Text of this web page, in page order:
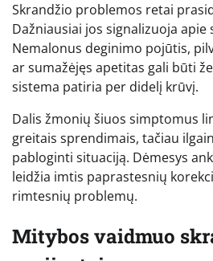
Skrandžio problemos retai
Dažniausiai jos signalizuoja apie
Nemalonus deginimo pojūtis,
ar sumažėjęs apetitas gali būti
sistema patiria per didelį krūvį.
Dalis žmonių šiuos simptomus
greitais sprendimais, tačiau
pabloginti situaciją. Dėmesys
leidžia imtis paprastesnių
rimtesnių problemų.
Mitybos vaidmuo